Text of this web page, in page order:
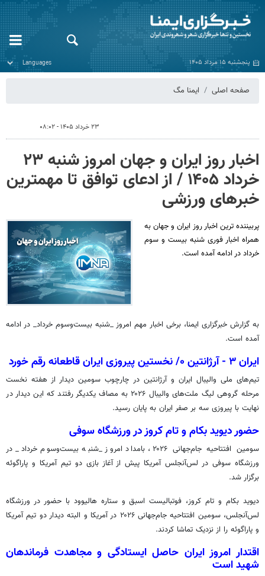
پنجشنبه ۱۵ مرداد ۱۴۰۵
صفحه اصلی ایمنا مگ
۲۳ خرداد ۱۴۰۵ - ۰۸:۰۲
اخبار روز ایران و جهان امروز شنبه ۲۳
خرداد ۱۴۰۵ / از ادعای توافق تا مهمترین
خبرهای ورزشی
پربیننده ترین اخبار روز ایران و جهان به
همراه اخبار فوری شنبه بیست و سوم
خرداد در ادامه آمده است.
به گزارش خبرگزاری ایمنا، برخی اخبار مهم امروز _شنبه بیست‌وسوم خرداد_ در ادامه
آمده است.
ایران ۳ - آرژانتین ۰/ نخستین پیروزی ایران قاطعانه رقم خورد
تیم‌های ملی والیبال ایران و آرژانتین در چارچوب سومین دیدار از هفته نخست
مرحله گروهی لیگ ملت‌های والیبال ۲۰۲۶ به مصاف یکدیگر رفتند که این دیدار در
نهایت با پیروزی سه بر صفر ایران به پایان رسید.
حضور دیوید بکام و تام کروز در ورزشگاه سوفی
سومین افتتاحیه جام‌جهانی ۲۰۲۶، بامداد امروز _شنبه بیست‌وسوم خرداد_ در
ورزشگاه سوفی در لس‌آنجلس آمریکا پیش از آغاز بازی دو تیم آمریکا و پاراگوئه
برگزار شد.
دیوید بکام و تام کروز، فوتبالیست اسبق و ستاره هالیوود با حضور در ورزشگاه
لس‌آنجلس، سومین افتتاحیه جام‌جهانی ۲۰۲۶ در آمریکا و البته دیدار دو تیم آمریکا
و پاراگوئه را از نزدیک تماشا کردند.
اقتدار امروز ایران حاصل ایستادگی و مجاهدت فرماندهان
شهید است